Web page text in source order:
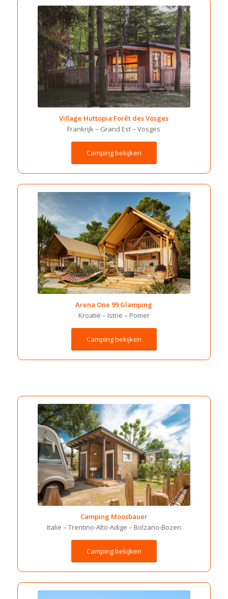
Village Huttopia Forêt des Vosges
Frankrijk – Grand Est – Vosges
Camping bekijken
Arena One 99 Glamping
Kroatië – Istrië – Pomer
Camping bekijken
Camping Moosbauer
Italië – Trentino-Alto-Adige – Bolzano-Bozen
Camping bekijken